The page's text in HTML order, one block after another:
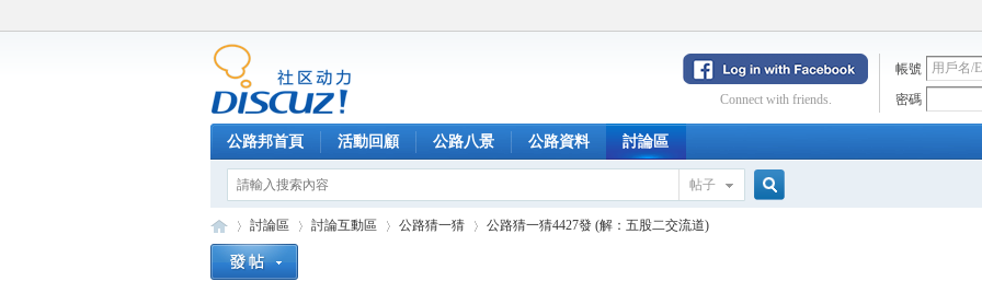
帳號
密碼
Connect with friends.
公路邦首頁 活動回顧 公路八景 公路資料 討論區
帖子
討論區 討論互動區 公路猜一猜 公路猜一猜4427發 (解：五股二交流道)